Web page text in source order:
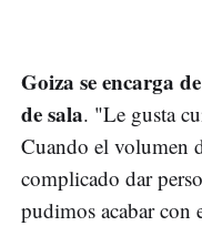
Goiza se encarga
de sala. "Le gusta
Cuando el volumen
complicado dar
pudimos acabar con